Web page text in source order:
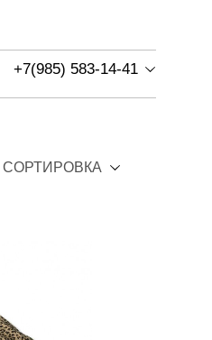
+7(985) 583-14-41
СОРТИРОВКА